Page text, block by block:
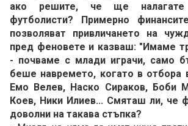
ако решите, че ще
футболисти? Примерно
позволяват привличането на
пред феновете и казваш: "Имаме
- почваме с млади играчи, само
беше навремето, когато в отбора
Емо Велев, Наско Сираков, Боби
Коев, Ники Илиев... Смяташ ли, че
доволни на такава стъпка?